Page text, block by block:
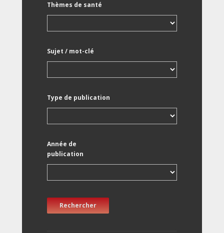
Thèmes de santé
Sujet / mot-clé
Type de publication
Année de
publication
Rechercher